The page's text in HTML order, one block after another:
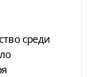
среди